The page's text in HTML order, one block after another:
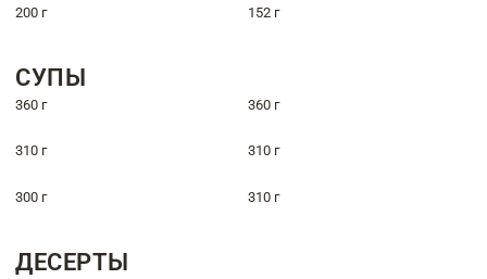
200 г 152 г
СУПЫ
360 г 360 г
310 г 310 г
300 г 310 г
ДЕСЕРТЫ